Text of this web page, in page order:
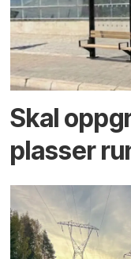
Skal
plasser